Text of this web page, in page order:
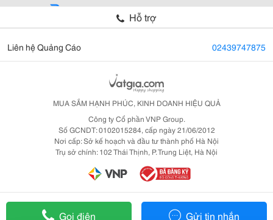
Gọi điện Gửi tin nhắn
Hỗ trợ
Liên hệ Quảng Cáo 02439747875
MUA SẮM HẠNH PHÚC, KINH DOANH HIỆU QUẢ
Công ty Cổ phần VNP Group.
Số GCNDT: 0102015284, cấp ngày 21/06/2012
Nơi cấp: Sở kế hoạch và đầu tư thành phố Hà Nội
Trụ sở chính: 102 Thái Thịnh, P. Trung Liệt, Hà Nội